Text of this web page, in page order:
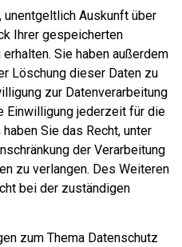
Auskunft über
Ihrer gespeicherten
Sie haben außerdem
Löschung dieser Daten zu
zur Datenverarbeitung
Einwilligung jederzeit für die
Sie das Recht, unter
der Verarbeitung
zu verlangen. Des Weiteren
bei der zuständigen
zum Thema Datenschutz